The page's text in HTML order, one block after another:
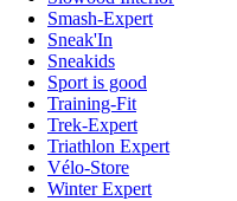
Smash-Expert
Sneak'In
Sneakids
Sport is good
Training-Fit
Trek-Expert
Triathlon Expert
Vélo-Store
Winter Expert